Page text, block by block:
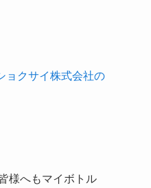
ョクサイ株式会社の
様へもマイボトル